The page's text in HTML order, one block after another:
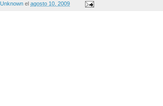
Unknown el agosto 10, 2009